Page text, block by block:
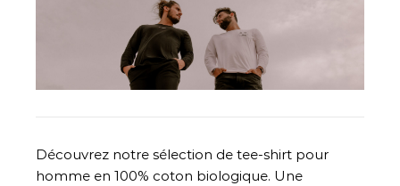
Découvrez notre sélection de tee-shirt pour
homme en 100% coton biologique. Une